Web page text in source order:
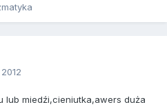
lub miedźi,cieniutka,awers duża